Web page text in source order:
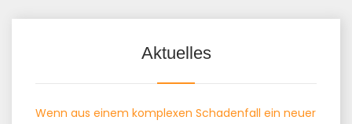
Aktuelles
Wenn aus einem komplexen Schadenfall ein neuer